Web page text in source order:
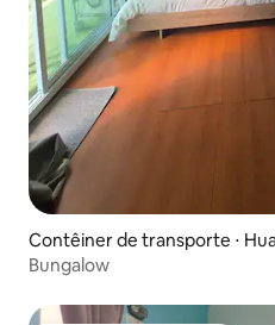
Contêiner de transporte ⋅
Bungalow